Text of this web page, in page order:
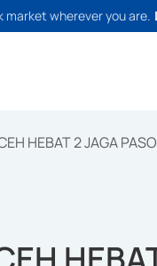
wherever you are.
HEBAT 2 JAGA